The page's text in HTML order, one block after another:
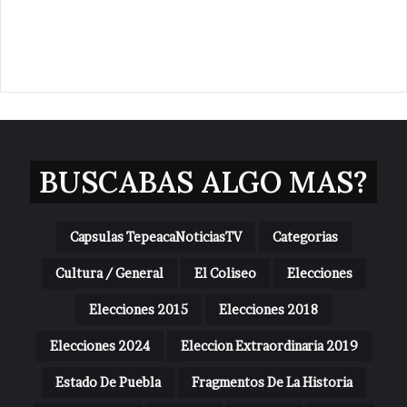
BUSCABAS ALGO MAS?
Capsulas TepeacaNoticiasTV Categorias
Cultura / General El Coliseo Elecciones
Elecciones 2015 Elecciones 2018
Elecciones 2024 Eleccion Extraordinaria 2019
Estado De Puebla Fragmentos De La Historia